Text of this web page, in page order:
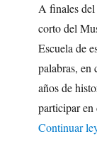
A finales
corto del
Escuela de
palabras, en
años de
participar
Continuar